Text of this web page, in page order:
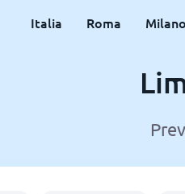
Italia Roma Milano